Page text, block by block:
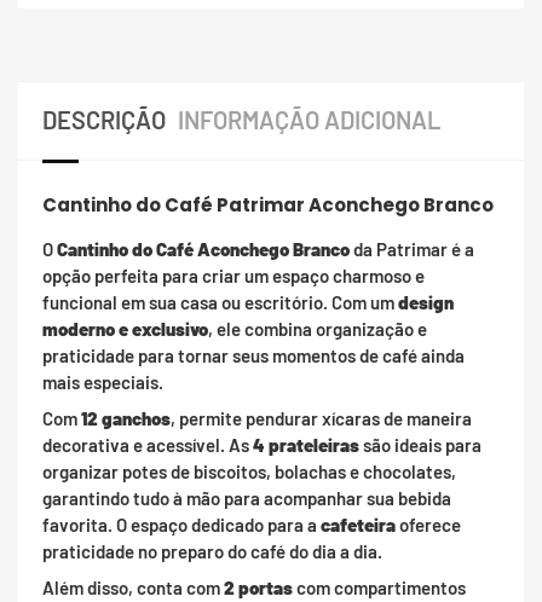
DESCRIÇÃO INFORMAÇÃO ADICIONAL
Cantinho do Café Patrimar Aconchego Branco
OCantinho do Café Aconchego Brancoda Patrimar é a
opção perfeita para criar um espaço charmoso e
funcional em sua casa ou escritório. Com umdesign
moderno e exclusivo, ele combina organização e
praticidade para tornar seus momentos de café ainda
mais especiais.
Com12 ganchos, permite pendurar xícaras de maneira
decorativa e acessível. As4 prateleirassão ideais para
organizar potes de biscoitos, bolachas e chocolates,
garantindo tudo à mão para acompanhar sua bebida
favorita. O espaço dedicado para a cafeteiraoferece
praticidade no preparo do café do dia a dia.
Além disso, conta com2 portascom compartimentos